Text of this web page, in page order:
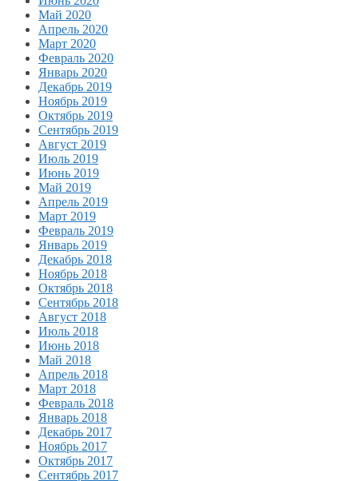
Май 2020
Апрель 2020
Март 2020
Февраль 2020
Январь 2020
Декабрь 2019
Ноябрь 2019
Октябрь 2019
Сентябрь 2019
Август 2019
Июль 2019
Июнь 2019
Май 2019
Апрель 2019
Март 2019
Февраль 2019
Январь 2019
Декабрь 2018
Ноябрь 2018
Октябрь 2018
Сентябрь 2018
Август 2018
Июль 2018
Июнь 2018
Май 2018
Апрель 2018
Март 2018
Февраль 2018
Январь 2018
Декабрь 2017
Ноябрь 2017
Октябрь 2017
Сентябрь 2017